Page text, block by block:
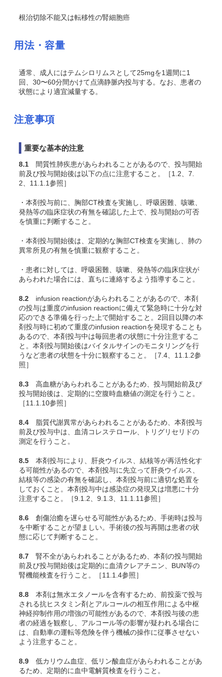
根治切除不能又は転移性の腎細胞癌
用法・容量
通常、成人にはテムシロリムスとして25mgを1週間に1
回、30〜60分間かけて点滴静脈内投与する。なお、患者の
状態により適宜減量する。
注意事項
重要な基本的注意
8.1 間質性肺疾患があらわれることがあるので、投与開始
前及び投与開始後は以下の点に注意すること。［1.2、7.
2、11.1.1参照］
・本剤投与前に、胸部CT検査を実施し、呼吸困難、咳嗽、
発熱等の臨床症状の有無を確認した上で、投与開始の可否
を慎重に判断すること。
・本剤投与開始後は、定期的な胸部CT検査を実施し、肺の
異常所見の有無を慎重に観察すること。
・患者に対しては、呼吸困難、咳嗽、発熱等の臨床症状が
あらわれた場合には、直ちに連絡するよう指導すること。
8.2 infusion reactionがあらわれることがあるので、本剤
の投与は重度のinfusion reactionに備えて緊急時に十分な対
応のできる準備を行った上で開始すること。2回目以降の本
剤投与時に初めて重度のinfusion reactionを発現することも
あるので、本剤投与中は毎回患者の状態に十分注意するこ
と。本剤投与開始後はバイタルサインのモニタリングを行
うなど患者の状態を十分に観察すること。［7.4、11.1.2参
照］
8.3 高血糖があらわれることがあるため、投与開始前及び
投与開始後は、定期的に空腹時血糖値の測定を行うこと。
［11.1.10参照］
8.4 脂質代謝異常があらわれることがあるため、本剤投与
前及び投与中は、血清コレステロール、トリグリセリドの
測定を行うこと。
8.5 本剤投与により、肝炎ウイルス、結核等が再活性化す
る可能性があるので、本剤投与に先立って肝炎ウイルス、
結核等の感染の有無を確認し、本剤投与前に適切な処置を
しておくこと。本剤投与中は感染症の発現又は増悪に十分
注意すること。［9.1.2、9.1.3、11.1.11参照］
8.6 創傷治癒を遅らせる可能性があるため、手術時は投与
を中断することが望ましい。手術後の投与再開は患者の状
態に応じて判断すること。
8.7 腎不全があらわれることがあるため、本剤の投与開始
前及び投与開始後は定期的に血清クレアチニン、BUN等の
腎機能検査を行うこと。［11.1.4参照］
8.8 本剤は無水エタノールを含有するため、前投薬で投与
される抗ヒスタミン剤とアルコールの相互作用による中枢
神経抑制作用の増強の可能性があるので、本剤投与後の患
者の経過を観察し、アルコール等の影響が疑われる場合に
は、自動車の運転等危険を伴う機械の操作に従事させない
よう注意すること。
8.9 低カリウム血症、低リン酸血症があらわれることがあ
るため、定期的に血中電解質検査を行うこと。